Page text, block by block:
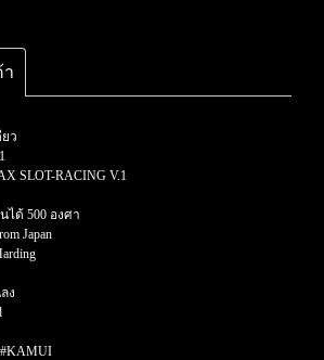
า
ว
SLOT-RACING V.1
ได้ 500 องศา
Japan
ง
#KAMUI